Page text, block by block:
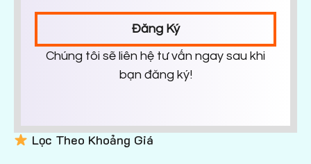
Đăng Ký
Chúng tôi sẽ liên hệ tư vấn ngay sau khi
bạn đăng ký!
Lọc Theo Khoảng Giá